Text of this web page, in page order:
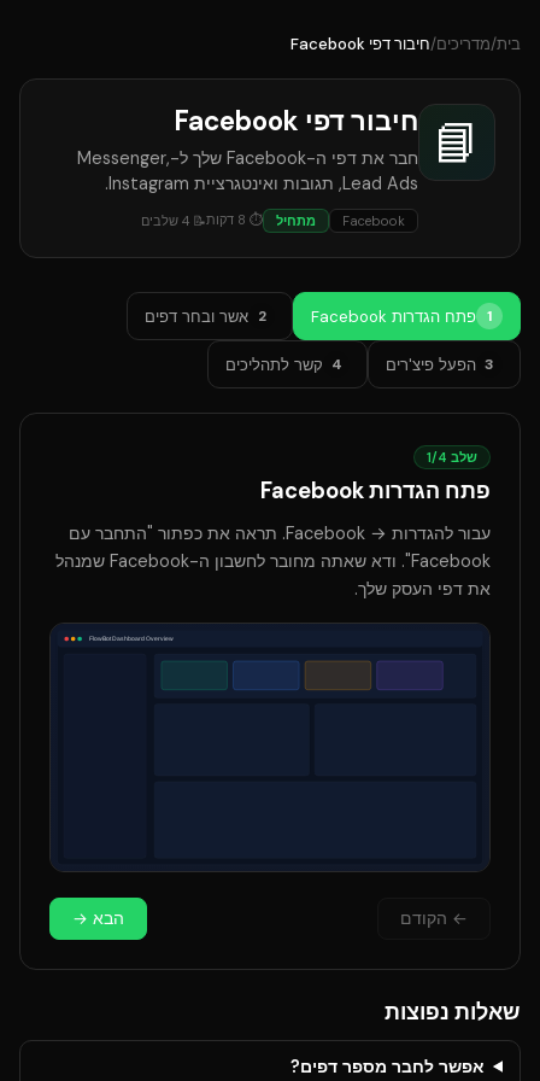
בית/מדריכים/חיבור דפי Facebook
📘 חיבור דפי Facebook
חבר את דפי ה-Facebook שלך ל-Messenger,
Lead Ads, תגובות ואינטגרציית Instagram.
Facebook מתחיל ⏱
8 דקות📝
4 שלבים
1 פתח הגדרות Facebook 2 אשר ובחר דפים
3 הפעל פיצ'רים 4 קשר לתהליכים
שלב 1/4
פתח הגדרות Facebook
עבור להגדרות → Facebook. תראה את כפתור "התחבר עם
Facebook". ודא שאתה מחובר לחשבון ה-Facebook שמנהל
את דפי העסק שלך.
← הקודם הבא →
שאלות נפוצות
אפשר לחבר מספר דפים?